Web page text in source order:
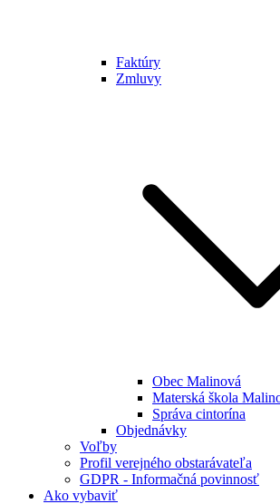
Faktúry
Zmluvy
Obec Malinová
Materská škola
Správa cintorína
Objednávky
Voľby
Profil verejného obstarávateľa
GDPR - Informačná povinnosť
Ako vybaviť